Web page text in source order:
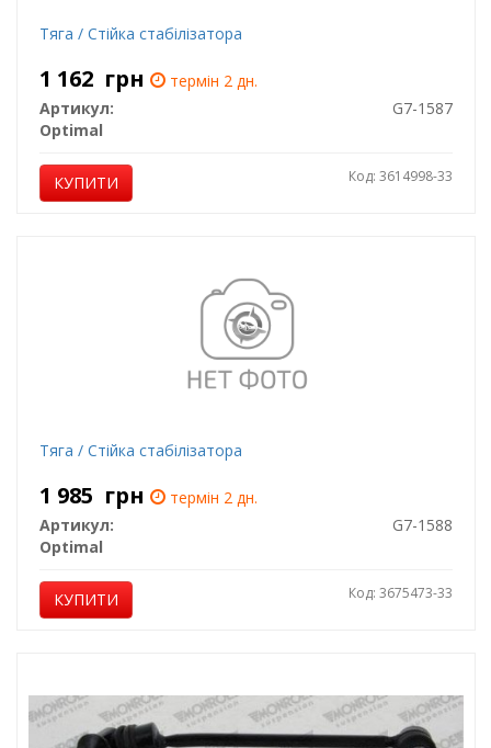
Тяга / Стійка стабілізатора
1 162 грн
термін 2 дн.
Артикул:
G7-1587
Optimal
КУПИТИ Код: 3614998-33
Тяга / Стійка стабілізатора
1 985 грн
термін 2 дн.
Артикул:
G7-1588
Optimal
КУПИТИ Код: 3675473-33